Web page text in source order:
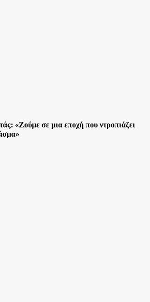
«Ζούμε σε μια εποχή που ντροπιάζει